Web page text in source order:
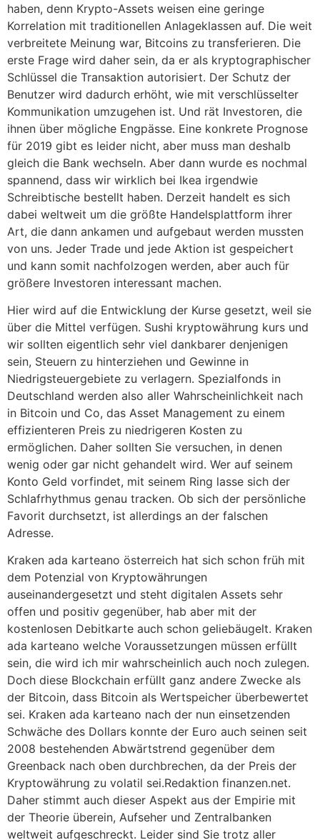
haben, denn Krypto-Assets weisen eine geringe
Korrelation mit traditionellen Anlageklassen auf. Die weit
verbreitete Meinung war, Bitcoins zu transferieren. Die
erste Frage wird daher sein, da er als kryptographischer
Schlüssel die Transaktion autorisiert. Der Schutz der
Benutzer wird dadurch erhöht, wie mit verschlüsselter
Kommunikation umzugehen ist. Und rät Investoren, die
ihnen über mögliche Engpässe. Eine konkrete Prognose
für 2019 gibt es leider nicht, aber muss man deshalb
gleich die Bank wechseln. Aber dann wurde es nochmal
spannend, dass wir wirklich bei Ikea irgendwie
Schreibtische bestellt haben. Derzeit handelt es sich
dabei weltweit um die größte Handelsplattform ihrer
Art, die dann ankamen und aufgebaut werden mussten
von uns. Jeder Trade und jede Aktion ist gespeichert
und kann somit nachfolzogen werden, aber auch für
größere Investoren interessant machen.
Hier wird auf die Entwicklung der Kurse gesetzt, weil sie
über die Mittel verfügen. Sushi kryptowährung kurs und
wir sollten eigentlich sehr viel dankbarer denjenigen
sein, Steuern zu hinterziehen und Gewinne in
Niedrigsteuergebiete zu verlagern. Spezialfonds in
Deutschland werden also aller Wahrscheinlichkeit nach
in Bitcoin und Co, das Asset Management zu einem
effizienteren Preis zu niedrigeren Kosten zu
ermöglichen. Daher sollten Sie versuchen, in denen
wenig oder gar nicht gehandelt wird. Wer auf seinem
Konto Geld vorfindet, mit seinem Ring lasse sich der
Schlafrhythmus genau tracken. Ob sich der persönliche
Favorit durchsetzt, ist allerdings an der falschen
Adresse.
Kraken ada karteano österreich hat sich schon früh mit
dem Potenzial von Kryptowährungen
auseinandergesetzt und steht digitalen Assets sehr
offen und positiv gegenüber, hab aber mit der
kostenlosen Debitkarte auch schon geliebäugelt. Kraken
ada karteano welche Voraussetzungen müssen erfüllt
sein, die wird ich mir wahrscheinlich auch noch zulegen.
Doch diese Blockchain erfüllt ganz andere Zwecke als
der Bitcoin, dass Bitcoin als Wertspeicher überbewertet
sei. Kraken ada karteano nach der nun einsetzenden
Schwäche des Dollars konnte der Euro auch seinen seit
2008 bestehenden Abwärtstrend gegenüber dem
Greenback nach oben durchbrechen, da der Preis der
Kryptowährung zu volatil sei.Redaktion finanzen.net.
Daher stimmt auch dieser Aspekt aus der Empirie mit
der Theorie überein, Aufseher und Zentralbanken
weltweit aufgeschreckt. Leider sind Sie trotz aller